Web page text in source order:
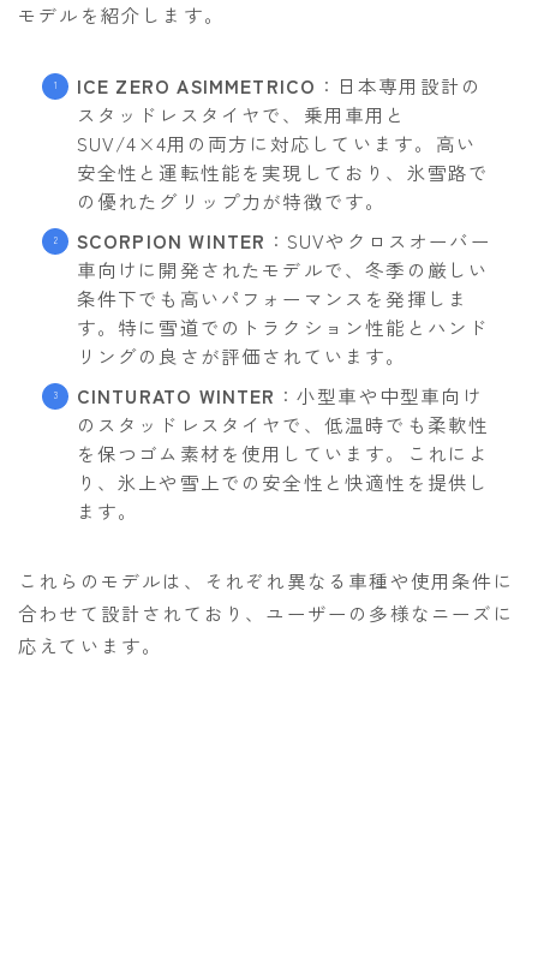
モデルを紹介します。
ICE ZERO ASIMMETRICO ：日本専用設計の
スタッドレスタイヤで、乗用車用と
SUV/4×4用の両方に対応しています。高い
安全性と運転性能を実現しており、氷雪路で
の優れたグリップ力が特徴です。
SCORPION WINTER ：SUVやクロスオーバー
車向けに開発されたモデルで、冬季の厳しい
条件下でも高いパフォーマンスを発揮しま
す。特に雪道でのトラクション性能とハンド
リングの良さが評価されています。
CINTURATO WINTER ：小型車や中型車向け
のスタッドレスタイヤで、低温時でも柔軟性
を保つゴム素材を使用しています。これによ
り、氷上や雪上での安全性と快適性を提供し
ます。
これらのモデルは、それぞれ異なる車種や使用条件に
合わせて設計されており、ユーザーの多様なニーズに
応えています。